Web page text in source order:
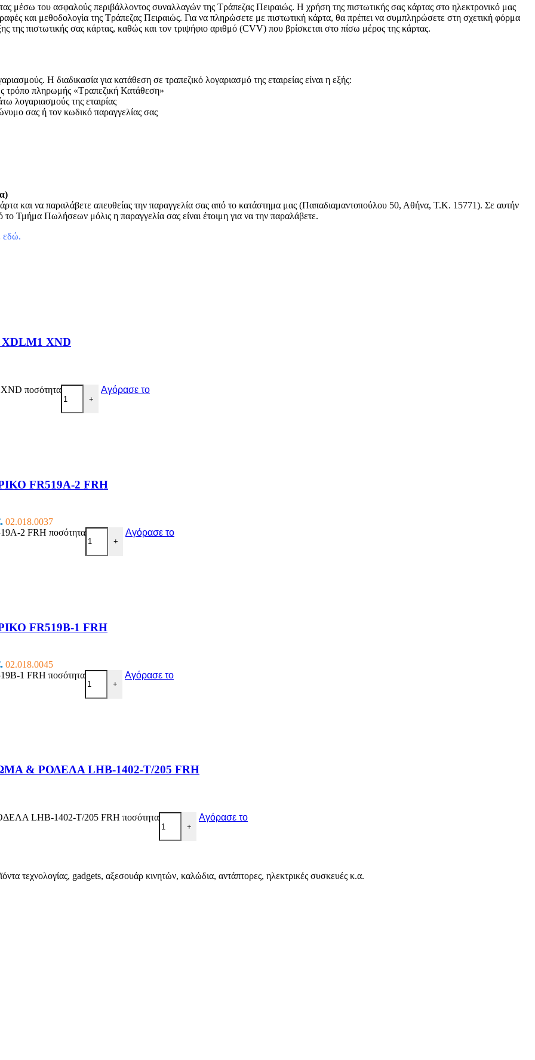
μέσω του ασφαλούς περιβάλλοντος συναλλαγών της Τράπεζας Πειραιώς. Η χρήση της πιστωτικής σας κάρτας στο ηλεκτρονικό μας
και μεθοδολογία της Τράπεζας Πειραιώς. Για να πληρώσετε με πιστωτική κάρτα, θα πρέπει να συμπληρώσετε στη σχετική φόρμα
της πιστωτικής σας κάρτας, καθώς και τον τριψήφιο αριθμό (CVV) που βρίσκεται στο πίσω μέρος της κάρτας.
Η διαδικασία για κατάθεση σε τραπεζικό λογαριασμό της εταιρείας είναι η εξής:
τρόπο πληρωμής «Τραπεζική Κατάθεση»
λογαριασμούς της εταιρίας
σας ή τον κωδικό παραγγελίας σας
και να παραλάβετε απευθείας την παραγγελία σας από το κατάστημα μας (Παπαδιαμαντοπούλου 50, Αθήνα, Τ.Κ. 15771). Σε αυτήν
Τμήμα Πωλήσεων μόλις η παραγγελία σας είναι έτοιμη για να την παραλάβετε.
εδώ.
XND
ποσότητα
+
Αγόρασε το
FR519A-2 FRH
02.018.0037
2 FRH ποσότητα
+
Αγόρασε το
FR519B-1 FRH
02.018.0045
1 FRH ποσότητα
+
Αγόρασε το
& ΡΟΔΕΛΑ LHB-1402-T/205 FRH
LHB-1402-T/205 FRH ποσότητα
+
Αγόρασε το
τεχνολογίας, gadgets, αξεσουάρ κινητών, καλώδια, αντάπτορες, ηλεκτρικές συσκευές κ.α.